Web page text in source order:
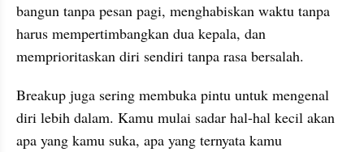
bangun tanpa pesan pagi, menghabiskan waktu tanpa
harus mempertimbangkan dua kepala, dan
memprioritaskan diri sendiri tanpa rasa bersalah.
Breakup juga sering membuka pintu untuk mengenal
diri lebih dalam. Kamu mulai sadar hal-hal kecil akan
apa yang kamu suka, apa yang ternyata kamu